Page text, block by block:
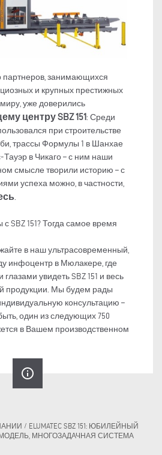
партнеров, занимающихся
и крупных престижных
уже доверились
центру SBZ 151: Среди
при строительстве
трассы Формулы 1 в Шанхае
в Чикаго – с ним наши
смысле творили историю – с
успеха можно, в частности,
SBZ 151? Тогда самое время
в наш ультрасовременный,
инфоцентр в Мюлакере, где
увидеть SBZ 151 и весь
продукции. Мы будем рады
консультацию –
один из следующих 750
в Вашем производственном
info_outline
/ ELUMATEC SBZ 151: ЮБИЛЕЙНЫЙ
МНОГОЗАДАЧНАЯ СИСТЕМА